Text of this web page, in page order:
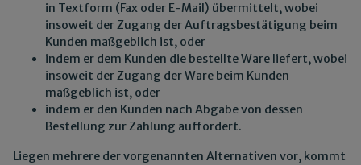
in Textform (Fax oder E-Mail) übermittelt, wobei
insoweit der Zugang der Auftragsbestätigung beim
Kunden maßgeblich ist, oder
indem er dem Kunden die bestellte Ware liefert, wobei
insoweit der Zugang der Ware beim Kunden
maßgeblich ist, oder
indem er den Kunden nach Abgabe von dessen
Bestellung zur Zahlung auffordert.
Liegen mehrere der vorgenannten Alternativen vor, kommt